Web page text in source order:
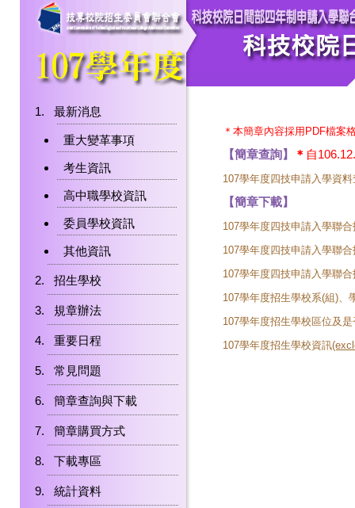
最新消息
重大變革事項
考生資訊
高中職學校資訊
委員學校資訊
其他資訊
招生學校
規章辦法
重要日程
常見問題
簡章查詢與下載
簡章購買方式
下載專區
統計資料
＊本簡章內容採用PDF檔案
【簡章查詢】 ＊ 自
107學年度四技申請入學資
【簡章下載】
107學年度四技申請入學聯
107學年度四技申請入學聯
107學年度四技申請入學聯
107學年度招生學校系(組)、
107學年度招生學校區位及
107學年度招生學校資訊